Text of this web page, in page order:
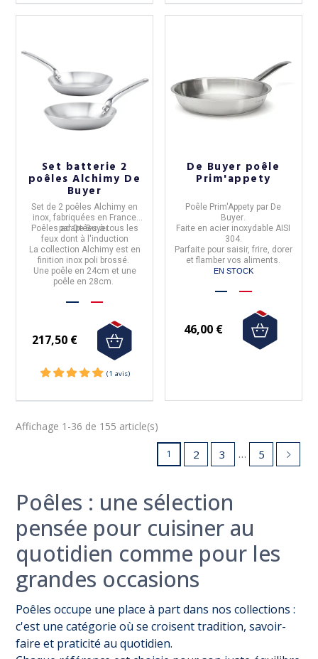
(9 avis)
Set batterie 2
poêles Alchimy De
Buyer
Set de 2 poêles Alchimy en
inox, fabriquées en France
parDe Buyer.
Poêles adaptées à tous les
feux dont à l'induction
La collection Alchimyest en
finition inox poli brossé.
Une poêle en 24cm et une
poêle en 28cm.
217,50 €
De Buyer poêle
Prim'appety
Poêle Prim'Appety par De
Buyer.
Faite en acier inoxydable AISI
304.
Parfaite pour saisir, frire, dorer
et flamber vos aliments.
EN STOCK
46,00 €
Affichage 1-36 de 155 article(s)
1 2 3 … 5
Poêles : une sélection
pensée pour cuisiner au
quotidien comme pour les
grandes occasions
Poêles occupe une place à part dans nos collections :
c'est une catégorie où se croisent tradition, savoir-
faire et praticité au quotidien.